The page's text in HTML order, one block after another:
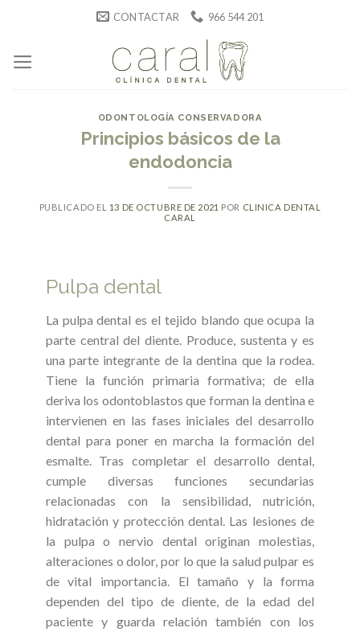
CONTACTAR 966 544 201
ODONTOLOGÍA CONSERVADORA
Principios básicos de la
endodoncia
PUBLICADO EL 13 DE OCTUBRE DE 2021 POR CLINICA DENTAL
CARAL
Pulpa dental
La pulpa dental es el tejido blando que ocupa la
parte central del diente. Produce, sustenta y es
una parte integrante de la dentina que la rodea.
Tiene la función primaria formativa; de ella
deriva los odontoblastos que forman la dentina e
intervienen en las fases iniciales del desarrollo
dental para poner en marcha la formación del
esmalte. Tras completar el desarrollo dental,
cumple diversas funciones secundarias
relacionadas con la sensibilidad, nutrición,
hidratación y protección dental. Las lesiones de
la pulpa o nervio dental originan molestias,
alteraciones o dolor, por lo que la salud pulpar es
de vital importancia. El tamaño y la forma
dependen del tipo de diente, de la edad del
paciente y guarda relación también con los